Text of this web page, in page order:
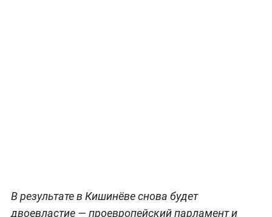
В результате в Кишинёве снова будет
двоевластие — проевропейский парламент и